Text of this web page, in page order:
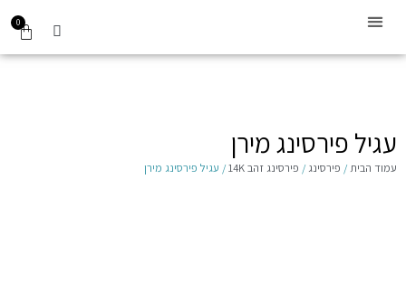
0
עגיל פירסינג מירן
עמוד הבית/ פירסינג/ פירסינג זהב 14K / עגיל פירסינג מירן